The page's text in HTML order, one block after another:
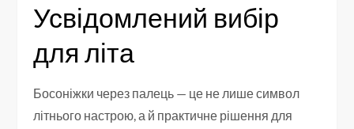
Усвідомлений вибір
для літа
Босоніжки через палець — це не лише символ
літнього настрою, а й практичне рішення для